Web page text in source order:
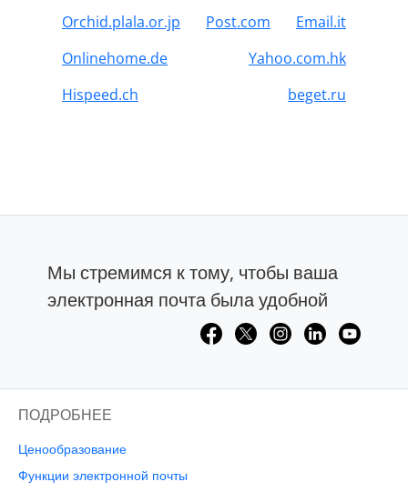
Orchid.plala.or.jp Post.com
Email.it
Onlinehome.de
Yahoo.com.hk
Hispeed.ch
beget.ru
Мы стремимся к тому, чтобы ваша
электронная почта была удобной
ПОДРОБНЕЕ
Ценообразование
Функции электронной почты